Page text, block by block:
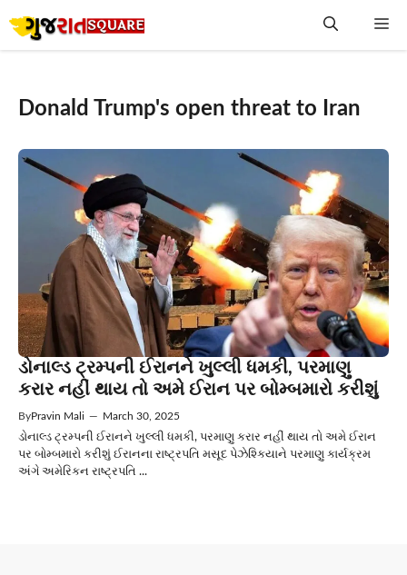
to
Donald Trump's open threat to Iran
ડોનાલ્ડ ટ્રમ્પની ઈરાનને ખુલ્લી ધમકી, પરમાણુ
કરાર નહીં થાય તો અમે ઈરાન પર બોમ્બમારો કરીશું
ByPravin Mali — March 30, 2025
ડોનાલ્ડ ટ્રમ્પની ઈરાનને ખુલ્લી ધમકી, પરમાણુ કરાર નહીં થાય તો અમે ઈરાન
પર બોમ્બમારો કરીશું ઈરાનના રાષ્ટ્રપતિ મસૂદ પેઝેશ્કિયાને પરમાણુ કાર્યક્રમ
અંગે અમેરિકન રાષ્ટ્રપતિ ...